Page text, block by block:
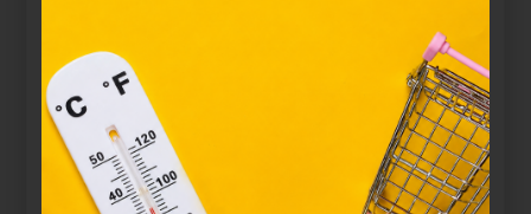
összefüggő szolgáltatások egyes kérdéseiről szóló
2001. évi CVIII. törvény, valamint az Európai Unió
előírásainak megfelelően használjuk. Azon
weblapoknak, melyek az Európai Unió országain
belül működnek, a „sütik" használatához, és
ezeknek a felhasználó számítógépén vagy egyéb
eszközén történő tárolásához a felhasználók